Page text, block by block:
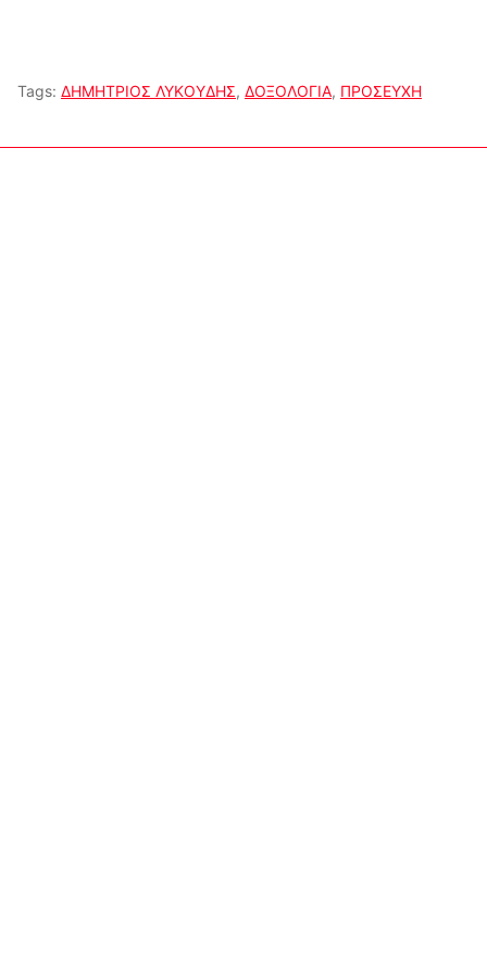
Tags: ΔΗΜΗΤΡΙΟΣ ΛΥΚΟΥΔΗΣ, ΔΟΞΟΛΟΓΙΑ, ΠΡΟΣΕΥΧΗ